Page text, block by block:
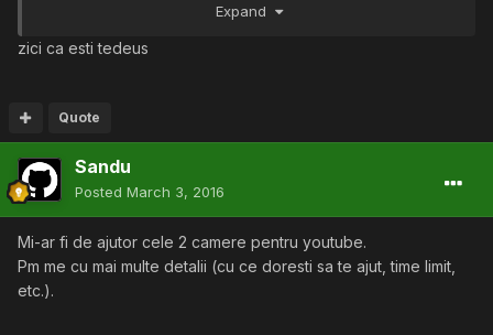
sa si injuram, ce farmec ar avea fara doza de marlanie
aferenta romanismului modern. Sincer, am crezut ca am
postez asta pentru ca in tara asta toti tac din gura si
accepta orice cacat. Da-mi ban daca am gresit si vei
dormi linistit, multumit si implinit. Oricum toti ceilalti nu te
vor judeca si viata isi va continua mersul la fel de
ignorant.
Expand
zici ca esti tedeus
Quote
Sandu
Posted March 3, 2016
Mi-ar fi de ajutor cele 2 camere pentru youtube.
Pm me cu mai multe detalii (cu ce doresti sa te ajut, time limit,
etc.).